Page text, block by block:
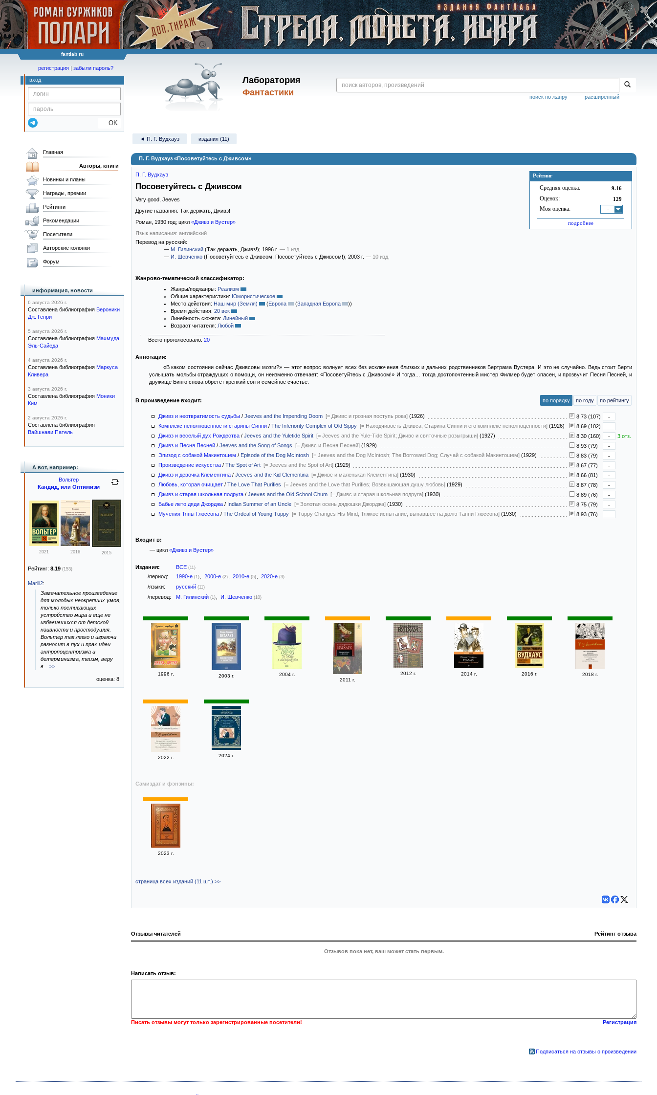
fantlab ru
Лаборатория
Фантастики
расширенный
поиск по жанру
регистрация | забыли пароль?
вход
OK
◄ П. Г. Вудхауз издания (11)
П. Г. Вудхауз «Посоветуйтесь с Дживсом»
Рейтинг
Средняя оценка: 9.16
Оценок: 129
Моя оценка: -
подробнее
П. Г. Вудхауз
Посоветуйтесь с Дживсом
Very good, Jeeves
Другие названия: Так держать, Дживз!
Роман, 1930 год; цикл «Дживз и Вустер»
Язык написания: английский
Перевод на русский:
— М. Гилинский (Так держать, Дживз!); 1996 г. — 1 изд.
— И. Шевченко (Посоветуйтесь с Дживсом; Посоветуйтесь с Дживсом!); 2003 г. — 10 изд.
Жанрово-тематический классификатор:
Жанры/поджанры: Реализм
Общие характеристики: Юмористическое
Место действия: Наш мир (Земля) (Европа (Западная Европа ))
Время действия: 20 век
Линейность сюжета: Линейный
Возраст читателя: Любой
Всего проголосовало: 20
Аннотация:
«В каком состоянии сейчас Дживсовы мозги?» — этот вопрос волнует всех без исключения близких и дальних родственников Бертрама Вустера. И это не случайно. Ведь стоит Берти
услышать мольбы страждущих о помощи, он неизменно отвечает: «Посоветуйтесь с Дживсом!» И тогда… тогда достопочтенный мистер Филмер будет спасен, и прозвучит Песня Песней, и
дружище Бинго снова обретет крепкий сон и семейное счастье.
В произведение входит: по порядку по году по рейтингу
Дживз и неотвратимость судьбы / Jeeves and the Impending Doom [= Дживс и грозная поступь рока] (1926) 8.73 (107)
-
Комплекс неполноценности старины Сиппи / The Inferiority Complex of Old Sippy [= Находчивость Дживса; Старина Сиппи и его комплекс неполноценности] (1926) 8.69 (102)
-
Дживз и веселый дух Рождества / Jeeves and the Yuletide Spirit [= Jeeves and the Yule-Tide Spirit; Дживс и святочные розыгрыши] (1927) 8.30 (160) -
3 отз.
Дживз и Песня Песней / Jeeves and the Song of Songs [= Дживс и Песня Песней] (1929) 8.93 (79)
-
Эпизод с собакой Макинтошем / Episode of the Dog McIntosh [= Jeeves and the Dog McIntosh; The Borrowed Dog; Случай с собакой Макинтошем] (1929) 8.83 (79)
-
Произведение искусства / The Spot of Art [= Jeeves and the Spot of Art] (1929) 8.67 (77)
-
Дживз и девочка Клементина / Jeeves and the Kid Clementina [= Дживс и маленькая Клементина] (1930) 8.66 (81)
-
Любовь, которая очищает / The Love That Purifies [= Jeeves and the Love that Purifies; Возвышающая душу любовь] (1929) 8.87 (78)
-
Дживз и старая школьная подруга / Jeeves and the Old School Chum [= Дживс и старая школьная подруга] (1930) 8.89 (76)
-
Бабье лето дяди Джорджа / Indian Summer of an Uncle [= Золотая осень дядюшки Джорджа] (1930) 8.75 (79)
-
Мучения Тяпы Глоссопа / The Ordeal of Young Tuppy [= Tuppy Changes His Mind; Тяжкое испытание, выпавшее на долю Таппи Глоссопа] (1930) 8.93 (76) -
Входит в:
— цикл «Дживз и Вустер»
Издания: ВСЕ (11)
/период: 1990-е (1) 2000-е (2) 2010-е (5) 2020-е (3)
/языки: русский (11)
/перевод: М. Гилинский (1) И. Шевченко (10)
1996 г. 2003 г.
2004 г.
2011 г.
2012 г. 2014 г. 2016 г. 2018 г.
2022 г. 2024 г.
Самиздат и фэнзины:
2023 г.
страница всех изданий (11 шт.) >>
Отзывы читателей Рейтинг отзыва
Отзывов пока нет, ваш может стать первым.
Написать отзыв:
Писать отзывы могут только зарегистрированные посетители! Регистрация
Подписаться на отзывы о произведении
Главная
Авторы, книги
Новинки и планы
Награды, премии
Рейтинги
Рекомендации
Посетители
Авторские колонки
Форум
информация, новости
6 августа 2026 г.
Составлена библиография Вероники
Дж. Генри
5 августа 2026 г.
Составлена библиография Махмуда
Эль-Сайеда
4 августа 2026 г.
Составлена библиография Маркуса
Кливера
3 августа 2026 г.
Составлена библиография Моники
Ким
2 августа 2026 г.
Составлена библиография
Вайшнави Патель
А вот, например:
Вольтер
Кандид, или Оптимизм
2021 2016 2015
Рейтинг: 8.19 (153)
Marili2:
Замечательное произведение
для молодых неокрепших умов,
только постигающих
устройство мира и еще не
избавившихся от детской
наивности и простодушия.
Вольтер так легко и играючи
разносит в пух и прах идеи
антропоцентризма и
детерминизма, теизм, веру
в
>>
оценка: 8